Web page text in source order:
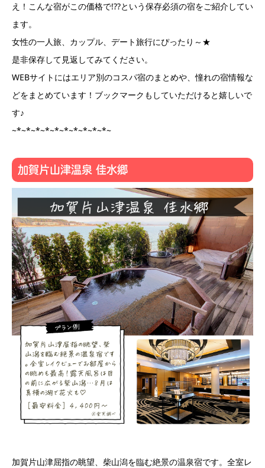
え！こんな宿がこの価格で!??という保存必須の宿をご紹介してい
ます。
女性の一人旅、カップル、デート旅行にぴったり～★
是非保存して見返してみてください。
WEBサイトにはエリア別のコスパ宿のまとめや、憧れの宿情報な
どをまとめています！ブックマークもしていただけると嬉しいで
す♪
~*~*~*~*~*~*~*~*~*~*~
加賀片山津温泉 佳水郷
加賀片山津屈指の眺望、柴山潟を臨む絶景の温泉宿です。全室レ